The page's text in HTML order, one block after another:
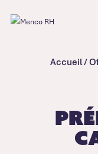
Accueil/